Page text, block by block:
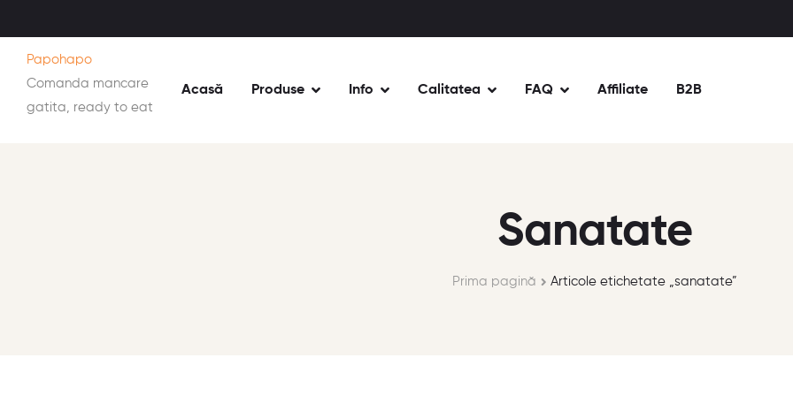
Papohapo
Comanda mancare
gatita, ready to eat
Acasă Produse Info Calitatea FAQ Affiliate B2B
Sanatate
Prima pagină Articole etichetate „sanatate”